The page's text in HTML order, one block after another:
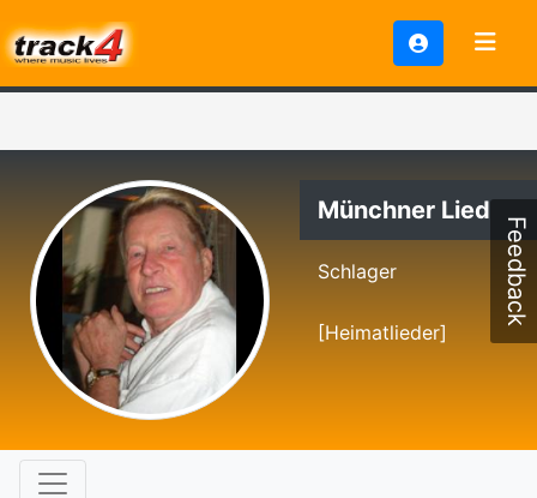
Münchner Lied
Schlager
[Heimatlieder]
Feedback